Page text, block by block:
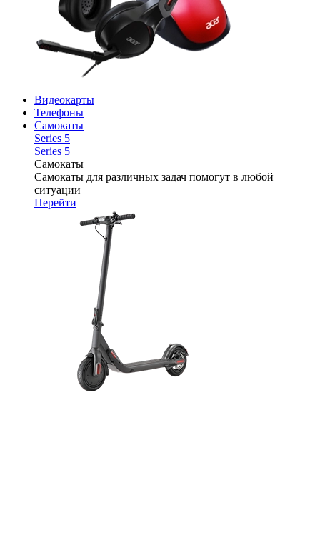
Видеокарты
Телефоны
Самокаты
Series 5
Series 5
Самокаты
Самокаты для различных задач помогут в любой
ситуации
Перейти